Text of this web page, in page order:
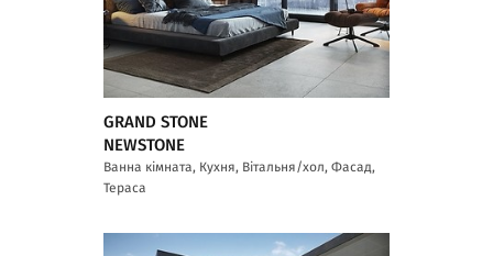
GRAND STONE
NEWSTONE
Ванна кімната, Кухня, Вітальня/хол, Фасад,
Тераса